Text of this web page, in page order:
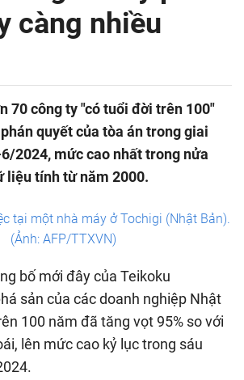
càng nhiều
70 công ty "có tuổi đời trên 100"
quyết của tòa án trong giai
2024, mức cao nhất trong nửa
liệu tính từ năm 2000.
tại một nhà máy ở Tochigi (Nhật Bản).
(Ảnh: AFP/TTXVN)
bố mới đây của Teikoku
sản của các doanh nghiệp Nhật
100 năm đã tăng vọt 95% so với
lên mức cao kỷ lục trong sáu